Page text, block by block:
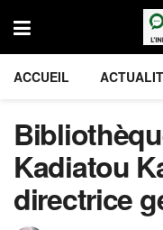
ACCUEIL
Kadiatou
directrice